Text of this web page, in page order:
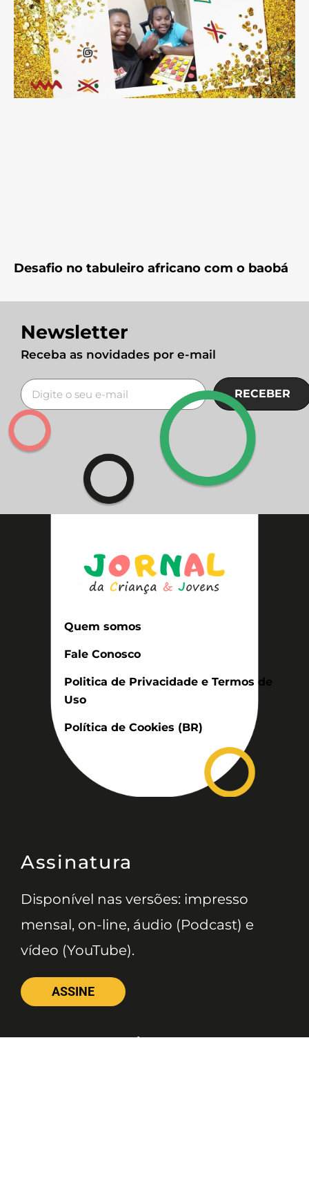
Desafio no tabuleiro africano com o baobá
Newsletter
Receba as novidades por e-mail
RECEBER
Quem somos
Fale Conosco
Politica de Privacidade e Termos de
Uso
Política de Cookies (BR)
Assinatura
Disponível nas versões: impresso
mensal, on-line, áudio (Podcast) e
vídeo (YouTube).
ASSINE
Nossas Redes